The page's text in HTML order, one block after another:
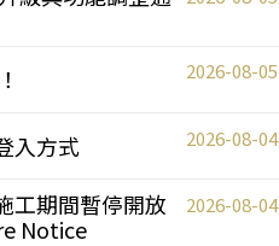
2026-08-05
入方式 2026-08-04
工期間暫停開放
Notice
2026-08-04